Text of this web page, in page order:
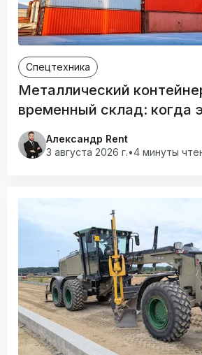
Спецтехника
Металлический
временный склад: когда
отдельного помещения
Александр Rent
3 августа 2026 г.•4 минуты